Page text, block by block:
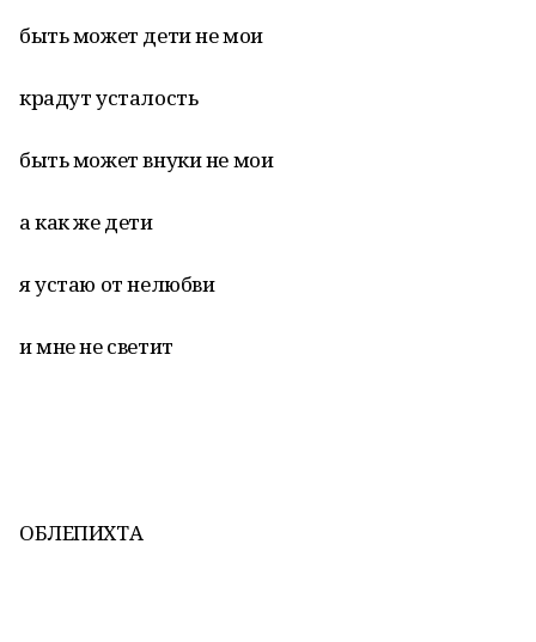
быть может дети не мои
крадут усталость
быть может внуки не мои
а как же дети
я устаю от нелюбви
и мне не светит
ОБЛЕПИХТА